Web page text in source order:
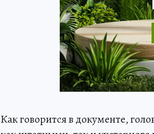
Как говорится в документе,